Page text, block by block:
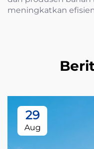
meningkatkan
29
Aug